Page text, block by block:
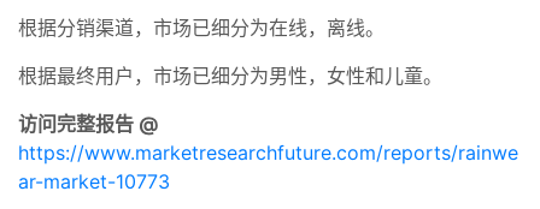
根据分销渠道，市场已细分为在线，离线。
根据最终用户，市场已细分为男性，女性和儿童。
访问完整报告 @
https://www.marketresearchfuture.com/reports/rainwe
ar-market-10773